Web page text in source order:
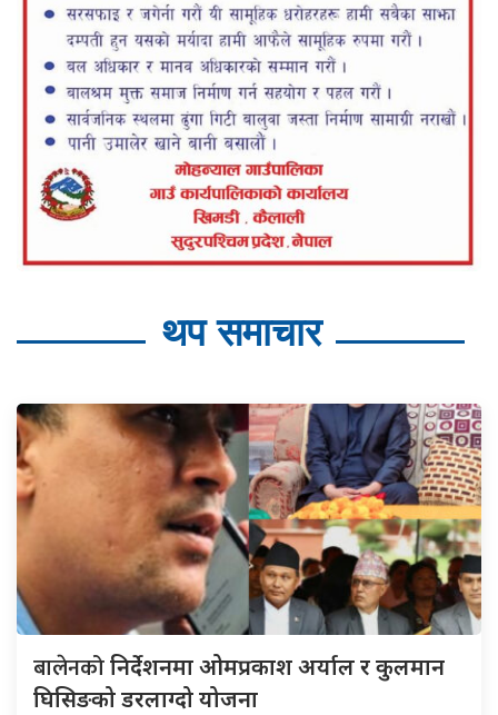
थप समाचार
बालेनकोनिर्देशनमा ओमप्रकाश अर्याल र कुलमान
घिसिङको डरलाग्दो योजना